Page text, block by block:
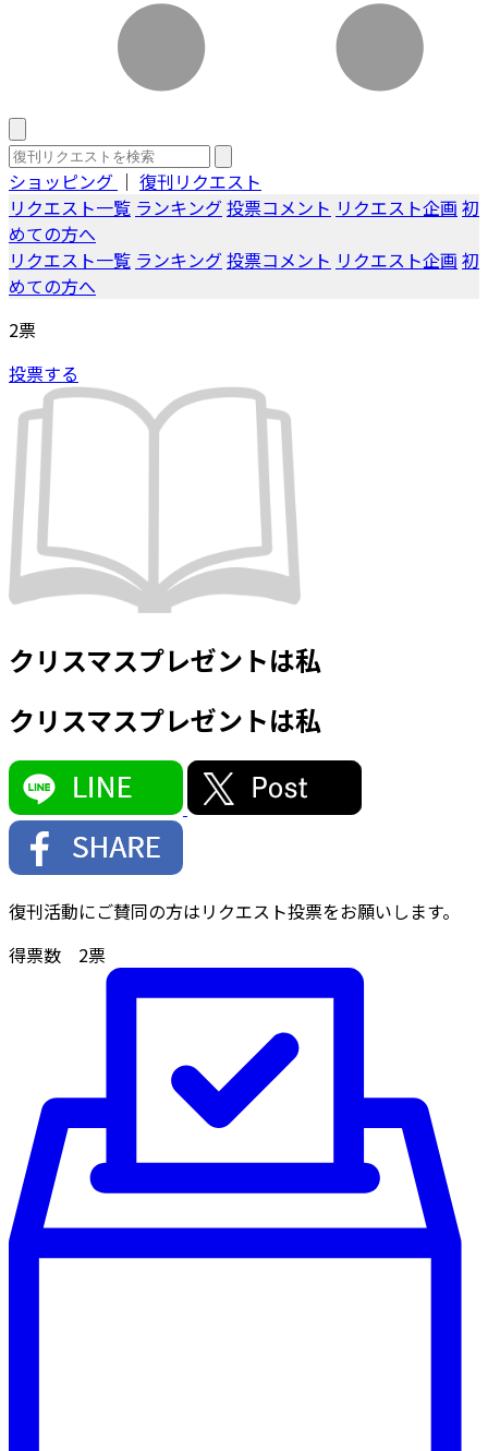
ショッピング ｜ 復刊リクエスト
リクエスト一覧 ランキング投票コメント リクエスト企画 初
めての方へ
リクエスト一覧 ランキング投票コメント リクエスト企画 初
めての方へ
2票
投票する
クリスマスプレゼントは私
クリスマスプレゼントは私
復刊活動にご賛同の方はリクエスト投票をお願いします。
得票数 2票